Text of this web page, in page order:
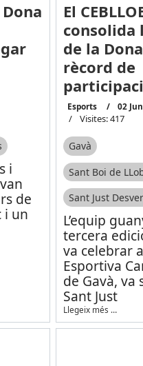
i
de
i un
El
consolida
de la
rècord de
Esports 02
Visites: 417
Gavà
Sant Boi de
Sant Just
L’equip
tercera
va celebrar
Esportiva
de Gavà, va
Sant Just
Llegeix més …